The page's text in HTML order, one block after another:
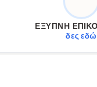
ΈΞΥΠΝΗ
δες εδώ
Πραγματοποιήστε/
NFC για